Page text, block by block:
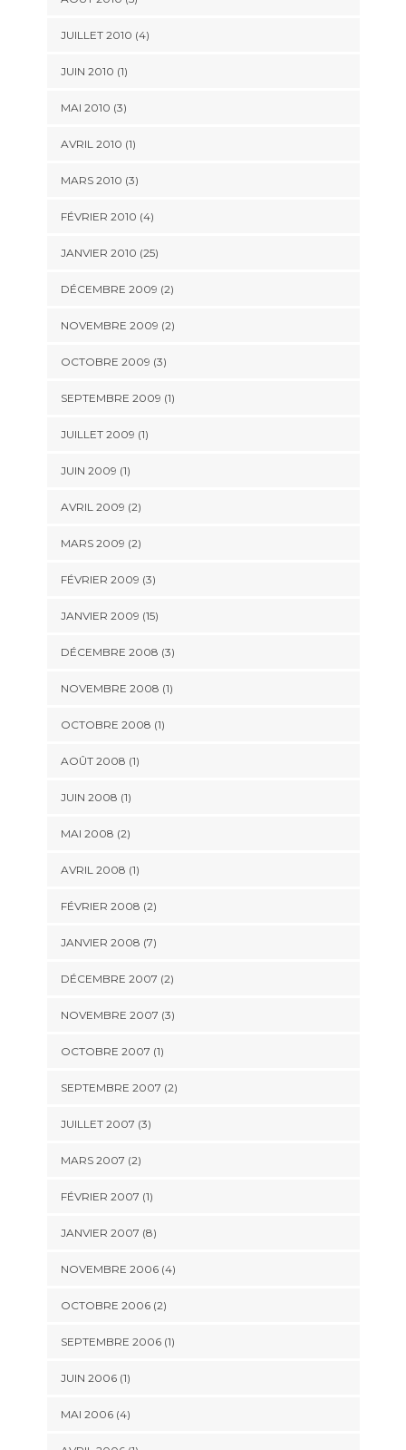
JUILLET 2010 (4)
JUIN 2010 (1)
MAI 2010 (3)
AVRIL 2010 (1)
MARS 2010 (3)
FÉVRIER 2010 (4)
JANVIER 2010 (25)
DÉCEMBRE 2009 (2)
NOVEMBRE 2009 (2)
OCTOBRE 2009 (3)
SEPTEMBRE 2009 (1)
JUILLET 2009 (1)
JUIN 2009 (1)
AVRIL 2009 (2)
MARS 2009 (2)
FÉVRIER 2009 (3)
JANVIER 2009 (15)
DÉCEMBRE 2008 (3)
NOVEMBRE 2008 (1)
OCTOBRE 2008 (1)
AOÛT 2008 (1)
JUIN 2008 (1)
MAI 2008 (2)
AVRIL 2008 (1)
FÉVRIER 2008 (2)
JANVIER 2008 (7)
DÉCEMBRE 2007 (2)
NOVEMBRE 2007 (3)
OCTOBRE 2007 (1)
SEPTEMBRE 2007 (2)
JUILLET 2007 (3)
MARS 2007 (2)
FÉVRIER 2007 (1)
JANVIER 2007 (8)
NOVEMBRE 2006 (4)
OCTOBRE 2006 (2)
SEPTEMBRE 2006 (1)
JUIN 2006 (1)
MAI 2006 (4)